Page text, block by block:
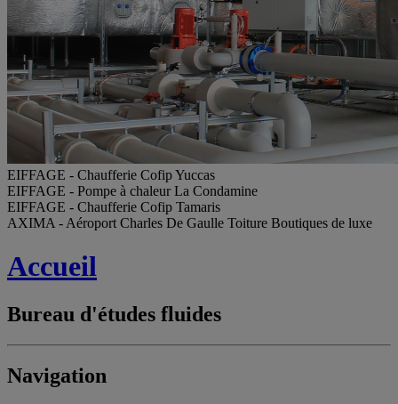
EIFFAGE - Chaufferie Cofip Yuccas
EIFFAGE - Pompe à chaleur La Condamine
EIFFAGE - Chaufferie Cofip Tamaris
AXIMA - Aéroport Charles De Gaulle Toiture Boutiques de luxe
Accueil
Bureau d'études fluides
Navigation